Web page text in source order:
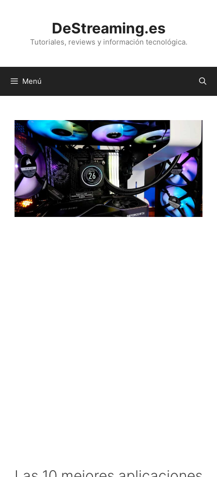
DeStreaming.es
Tutoriales, reviews y información tecnológica.
Menú